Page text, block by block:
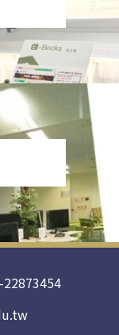
22873454